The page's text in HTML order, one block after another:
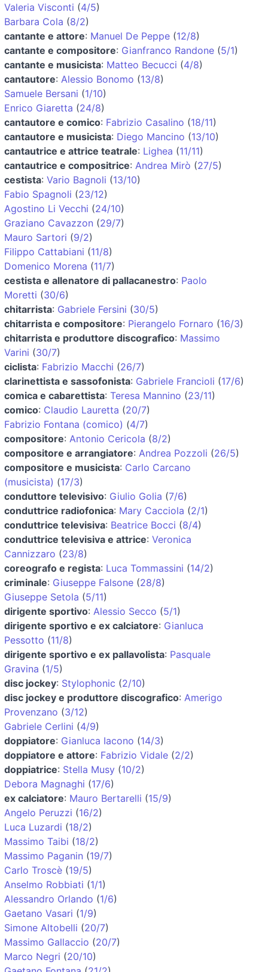
Valeria Visconti (4/5)
Barbara Cola (8/2)
cantante e attore: Manuel De Peppe (12/8)
cantante e compositore: Gianfranco Randone (5/1)
cantante e musicista: Matteo Becucci (4/8)
cantautore: Alessio Bonomo (13/8)
Samuele Bersani (1/10)
Enrico Giaretta (24/8)
cantautore e comico: Fabrizio Casalino (18/11)
cantautore e musicista: Diego Mancino (13/10)
cantautrice e attrice teatrale: Lighea (11/11)
cantautrice e compositrice: Andrea Mirò (27/5)
cestista: Vario Bagnoli (13/10)
Fabio Spagnoli (23/12)
Agostino Li Vecchi (24/10)
Graziano Cavazzon (29/7)
Mauro Sartori (9/2)
Filippo Cattabiani (11/8)
Domenico Morena (11/7)
cestista e allenatore di pallacanestro: Paolo
Moretti (30/6)
chitarrista: Gabriele Fersini (30/5)
chitarrista e compositore: Pierangelo Fornaro (16/3)
chitarrista e produttore discografico: Massimo
Varini (30/7)
ciclista: Fabrizio Macchi (26/7)
clarinettista e sassofonista: Gabriele Francioli (17/6)
comica e cabarettista: Teresa Mannino (23/11)
comico: Claudio Lauretta (20/7)
Fabrizio Fontana (comico) (4/7)
compositore: Antonio Cericola (8/2)
compositore e arrangiatore: Andrea Pozzoli (26/5)
compositore e musicista: Carlo Carcano
(musicista) (17/3)
conduttore televisivo: Giulio Golia (7/6)
conduttrice radiofonica: Mary Cacciola (2/1)
conduttrice televisiva: Beatrice Bocci (8/4)
conduttrice televisiva e attrice: Veronica
Cannizzaro (23/8)
coreografo e regista: Luca Tommassini (14/2)
criminale: Giuseppe Falsone (28/8)
Giuseppe Setola (5/11)
dirigente sportivo: Alessio Secco (5/1)
dirigente sportivo e ex calciatore: Gianluca
Pessotto (11/8)
dirigente sportivo e ex pallavolista: Pasquale
Gravina (1/5)
disc jockey: Stylophonic (2/10)
disc jockey e produttore discografico: Amerigo
Provenzano (3/12)
Gabriele Cerlini (4/9)
doppiatore: Gianluca Iacono (14/3)
doppiatore e attore: Fabrizio Vidale (2/2)
doppiatrice: Stella Musy (10/2)
Debora Magnaghi (17/6)
ex calciatore: Mauro Bertarelli (15/9)
Angelo Peruzzi (16/2)
Luca Luzardi (18/2)
Massimo Taibi (18/2)
Massimo Paganin (19/7)
Carlo Troscè (19/5)
Anselmo Robbiati (1/1)
Alessandro Orlando (1/6)
Gaetano Vasari (1/9)
Simone Altobelli (20/7)
Massimo Gallaccio (20/7)
Marco Negri (20/10)